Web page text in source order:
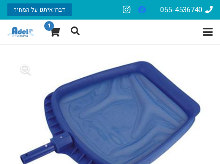
055-4536740 דברו איתנו על המחיר
1